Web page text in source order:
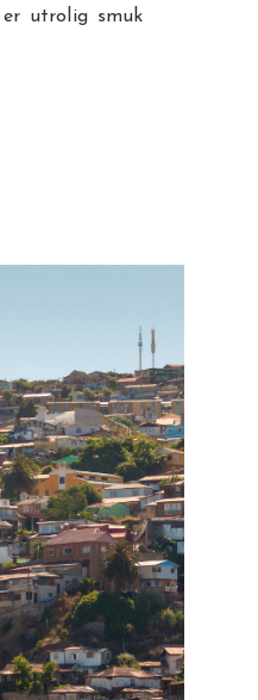
utrolig smuk